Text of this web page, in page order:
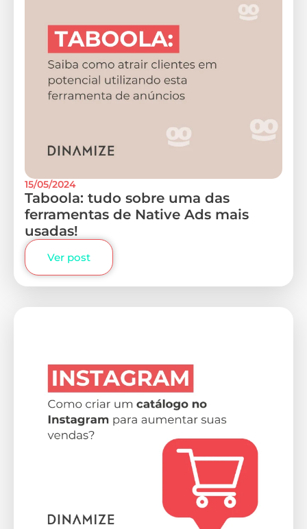
15/05/2024
Taboola: tudo sobre uma das
ferramentas de Native Ads mais
usadas!
Ver post